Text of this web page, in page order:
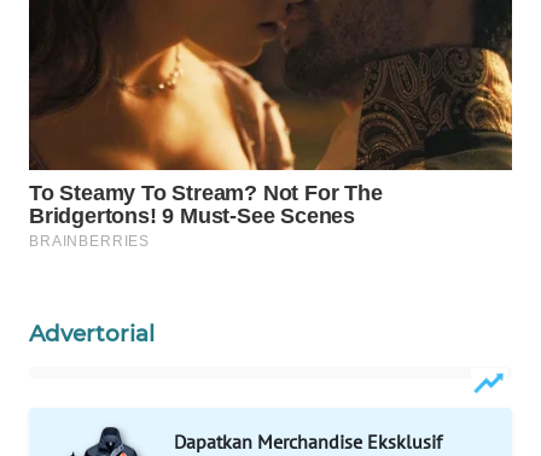
Advertorial
Dapatkan Merchandise Eksklusif
WALINKI
ID
MAWAKA
ID